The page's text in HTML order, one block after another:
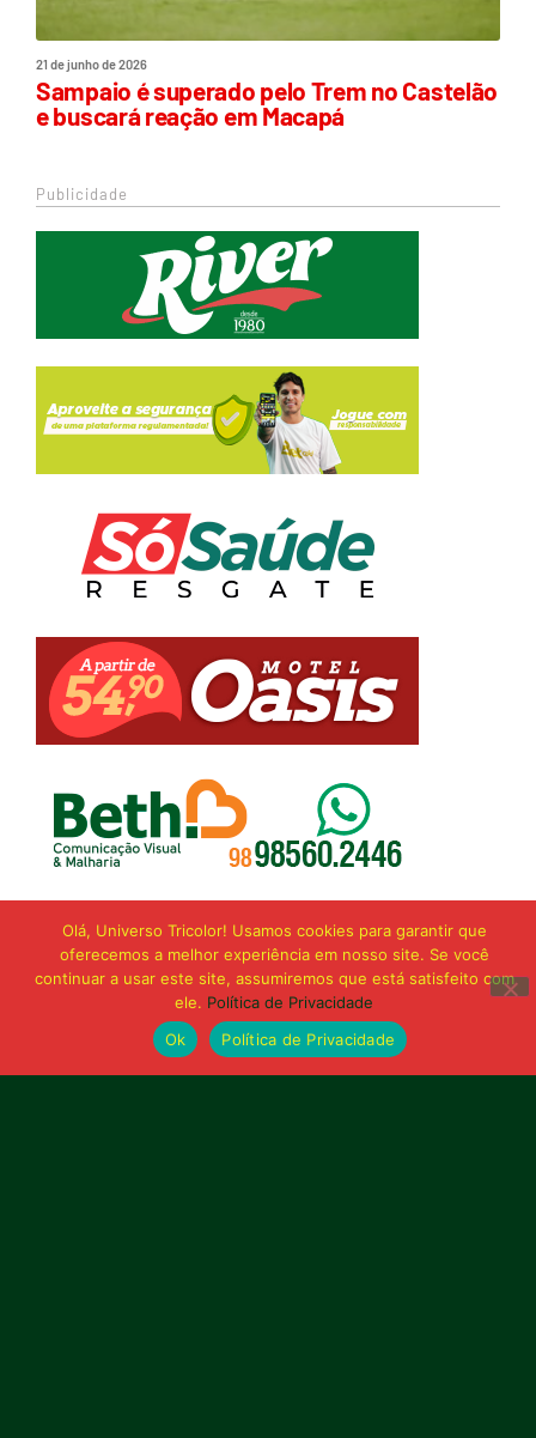
21 de junho de 2026
Sampaio é superado pelo Trem no Castelão
e buscará reação em Macapá
Publicidade
Olá, Universo Tricolor! Usamos cookies para garantir que
oferecemos a melhor experiência em nosso site. Se você
continuar a usar este site, assumiremos que está satisfeito com
ele. Política de Privacidade
Ok
Política de Privacidade